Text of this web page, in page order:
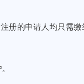
册的申请人均只需